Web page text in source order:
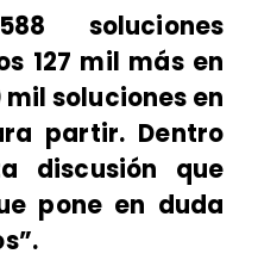
soluciones
127 mil más en
soluciones en
partir. Dentro
discusión que
pone en duda